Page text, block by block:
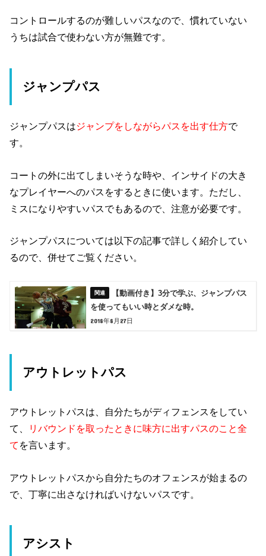
コントロールするのが難しいパスなので、慣れていない
うちは試合で使わない方が無難です。
ジャンプパス
ジャンプパスはジャンプをしながらパスを出す仕方で
す。
コートの外に出てしまいそうな時や、インサイドの大き
なプレイヤーへのパスをするときに使います。ただし、
ミスになりやすいパスでもあるので、注意が必要です。
ジャンプパスについては以下の記事で詳しく紹介してい
るので、併せてご覧ください。
【動画付き】3分で学ぶ、ジャンプパス
を使ってもいい時とダメな時。
2018年8月27日
アウトレットパス
アウトレットパスは、自分たちがディフェンスをしてい
て、
リバウンドを取ったときに味方に出すパスのこと全
て を言います。
アウトレットパスから自分たちのオフェンスが始まるの
で、丁寧に出さなければいけないパスです。
アシスト